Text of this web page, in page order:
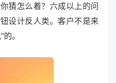
猜怎么着？六成以上的问
设计反人类。客户不是来
。